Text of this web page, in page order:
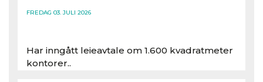
FREDAG 03. JULI 2026
Har inngått leieavtale om 1.600 kvadratmeter
kontorer..